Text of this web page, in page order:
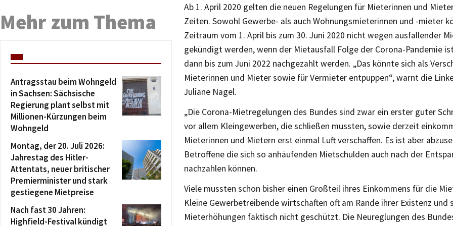
Ab 1. April 2020 gelten die neuen Regelungen für Mieterinnen und
Zeiten. Sowohl Gewerbe- als auch Wohnungsmieterinnen und -mieter
Zeitraum vom 1. April bis zum 30. Juni 2020 nicht wegen ausfallender
gekündigt werden, wenn der Mietausfall Folge der Corona-Pandemie
dann bis zum Juni 2022 nachgezahlt werden. „Das könnte sich als
Mieterinnen und Mieter sowie für Vermieter entpuppen“, warnt die
Juliane Nagel.
„Die Corona-Mietregelungen des Bundes sind zwar ein erster guter
vor allem Kleingewerben, die schließen mussten, sowie derzeit
Mieterinnen und Mietern erst einmal Luft verschaffen. Es ist aber
Betroffene die sich so anhäufenden Mietschulden auch nach der
nachzahlen können.
Viele mussten schon bisher einen Großteil ihres Einkommens für die
Kleine Gewerbetreibende wirtschaften oft am Rande ihrer Existenz und
Mieterhöhungen faktisch nicht geschützt. Die Neureglungen des
Mehr zum Thema
Antragsstau beim Wohngeld
in Sachsen: Sächsische
Regierung plant selbst mit
Millionen-Kürzungen beim
Wohngeld
Montag, der 20. Juli 2026:
Jahrestag des Hitler-
Attentats, neuer britischer
Premierminister und stark
gestiegene Mietpreise
Nach fast 30 Jahren:
Highfield-Festival kündigt